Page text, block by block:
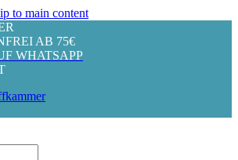
to main content
AB 75€
WHATSAPP